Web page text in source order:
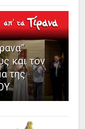
και τον
της